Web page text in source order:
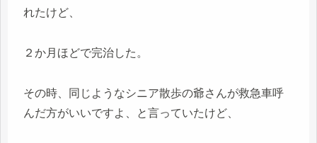
れたけど、
２か月ほどで完治した。
その時、同じようなシニア散歩の爺さんが救急車呼
んだ方がいいですよ、と言っていたけど、